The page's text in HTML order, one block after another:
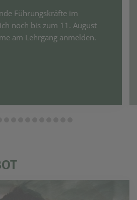
Führungskräfte im
noch bis zum 11. August
am Lehrgang anmelden.